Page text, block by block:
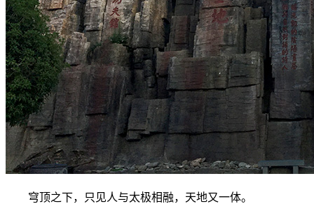
穹顶之下，只见人与太极相融，天地又一体。